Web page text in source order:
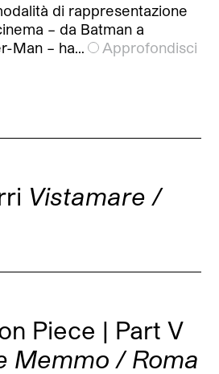
di rappresentazione
– da Batman a
Man – ha…
Approfondisci
Vistamare /
Piece | Part V
Memmo / Roma